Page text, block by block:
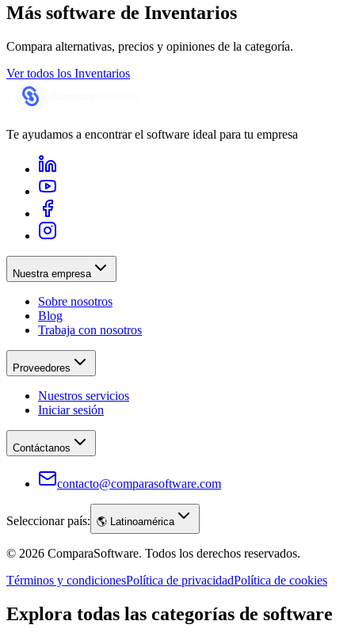
Más software de Inventarios
Compara alternativas, precios y opiniones de la categoría.
Ver todos los Inventarios
Te ayudamos a encontrar el software ideal para tu empresa
Nuestra empresa
Sobre nosotros
Blog
Trabaja con nosotros
Proveedores
Nuestros servicios
Iniciar sesión
Contáctanos
contacto@comparasoftware.com
Seleccionar país: 🌎 Latinoamérica
© 2026 ComparaSoftware. Todos los derechos reservados.
Términos y condicionesPolítica de privacidadPolítica de cookies
Explora todas las categorías de software